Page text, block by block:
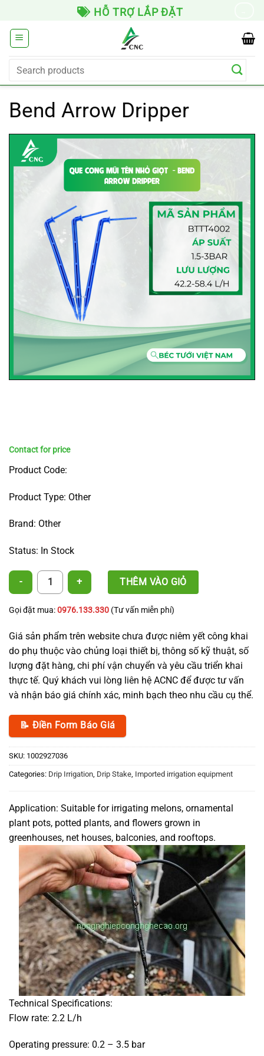
content
HỖ TRỢ LẮP ĐẶT
Search
Bend Arrow Dripper
Product Code:
Product Type: Other
Brand: Other
Status: In Stock
Bend Arrow Dripper quantity THÊM VÀO GIỎ
Gọi đặt mua:0976.133.330 (Tư vấn miễn phí)
Giá sản phẩm trên website chưa được niêm yết công khai
do phụ thuộc vào chủng loại thiết bị, thông số kỹ thuật, số
lượng đặt hàng, chi phí vận chuyển và yêu cầu triển khai
thực tế. Quý khách vui lòng liên hệ ACNC để được tư vấn
và nhận báo giá chính xác, minh bạch theo nhu cầu cụ thể.
📝 Điền Form Báo Giá
SKU: 1002927036
Categories: Drip Irrigation Drip Stake Imported irrigation equipment
Application: Suitable for irrigating melons, ornamental
plant pots, potted plants, and flowers grown in
greenhouses, net houses, balconies, and rooftops.
Technical Specifications:
Flow rate: 2.2 L/h
Operating pressure: 0.2 – 3.5 bar